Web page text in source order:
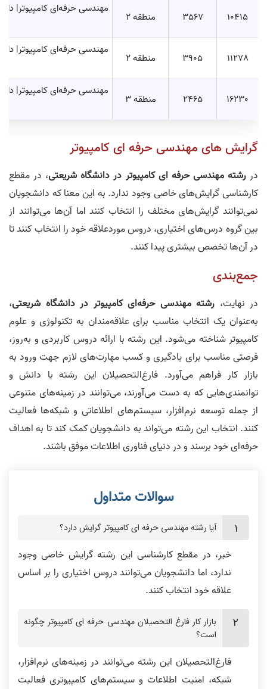
10415
3567 منطقه 2
مهندسی حرفه‌ای کامپيوتر|
11278
3905 منطقه 2
مهندسی حرفه‌ای کامپيوتر|
16230
2465 منطقه 3
مهندسی حرفه‌ای کامپيوتر|
گرایش های مهندسی حرفه ای کامپیوتر
دررشته مهندسی حرفه ای کامپیوتر در دانشگاه شریعتی، در مقطع
کارشناسی گرایش‌های خاصی وجود ندارد. به این معنا که دانشجویان
نمی‌توانند گرایش‌های مختلف را انتخاب کنند اما آن‌ها می‌توانند از
بین گروه درس‌های اختیاری، دروس موردعلاقه خود را انتخاب کنند تا
در آن‌ها تخصص بیشتری پیدا کنند.
جمع‌بندی
در نهایت، رشته مهندسی حرفه‌ای کامپیوتر در دانشگاه شریعتی،
به‌عنوان یک انتخاب مناسب برای علاقه‌مندان به تکنولوژی و علوم
کامپیوتر شناخته می‌شود. این رشته با ارائه دروس کاربردی و به‌روز،
فرصتی مناسب برای یادگیری و کسب مهارت‌های لازم جهت ورود به
بازار کار فراهم می‌آورد. فارغ‌التحصیلان این رشته با دانش و
توانمندی‌هایی که به دست می‌آورند، می‌توانند در زمینه‌های متنوعی
از جمله توسعه نرم‌افزار، سیستم‌های اطلاعاتی و شبکه‌ها فعالیت
کنند. انتخاب این رشته می‌تواند به دانشجویان کمک کند تا به اهداف
حرفه‌ای خود برسند و در دنیای فناوری اطلاعات موفق باشند.
آیا رشته مهندسی حرفه ای کامپیوتر گرایش دارد؟
خیر، در مقطع کارشناسی این رشته گرایش خاصی وجود
ندارد، اما دانشجویان می‌توانند دروس اختیاری را بر اساس
علاقه خود انتخاب کنند.
بازار کار فارغ التحصیلان مهندسی حرفه ای کامپیوتر چگونه
است؟
فارغ‌التحصیلان این رشته می‌توانند در زمینه‌های نرم‌افزار،
شبکه، امنیت اطلاعات و سیستم‌های کامپیوتری فعالیت